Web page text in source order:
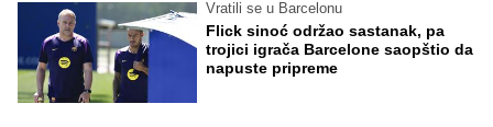
Vratili se u Barcelonu
Flick sinoć održao sastanak, pa
trojici igrača Barcelone saopštio da
napuste pripreme